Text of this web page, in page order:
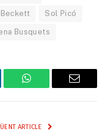
Sol Picó
Busquets
WhatsAppEmail
ARTICLE